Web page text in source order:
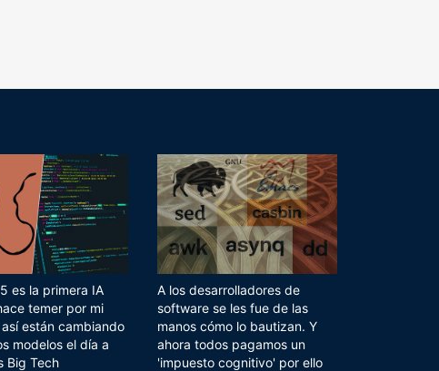
es la primera IA
temer por mi
están cambiando
modelos el día a
Big Tech
A los desarrolladores de
software se les fue de las
manos cómo lo bautizan. Y
ahora todos pagamos un
'impuesto cognitivo' por ello